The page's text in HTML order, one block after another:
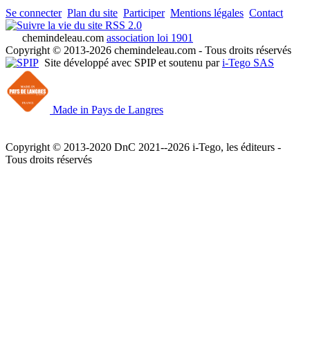
Se connecter Plan du site Participer Mentions légales Contact
RSS 2.0
chemindeleau.com association loi 1901
Copyright © 2013-2026 chemindeleau.com - Tous droits réservés
Site développé avec SPIP et soutenu pari-Tego SAS
Made in Pays de Langres
Copyright © 2013-2020 DnC 2021--2026 i-Tego, les éditeurs -
Tous droits réservés